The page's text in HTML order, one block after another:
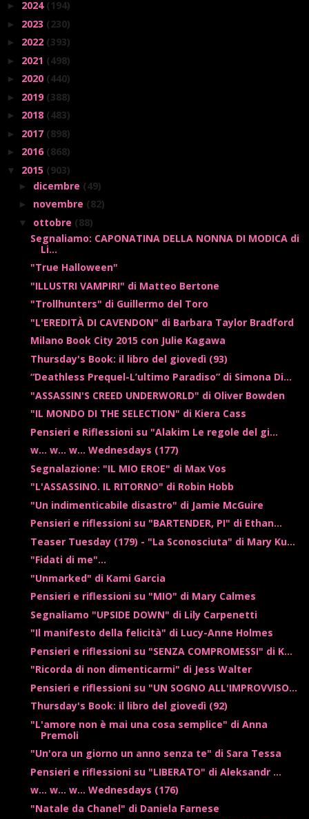
► 2024 (194)
► 2023 (230)
► 2022 (393)
► 2021 (498)
► 2020 (440)
► 2019 (388)
► 2018 (483)
► 2017 (898)
► 2016 (868)
▼ 2015 (903)
► dicembre (49)
► novembre (82)
▼ ottobre (88)
Segnaliamo: CAPONATINA DELLA NONNA DI MODICA di
Li...
"True Halloween"
"ILLUSTRI VAMPIRI" di Matteo Bertone
"Trollhunters" di Guillermo del Toro
"L'EREDITÀ DI CAVENDON" di Barbara Taylor Bradford
Milano Book City 2015 con Julie Kagawa
Thursday's Book: il libro del giovedì (93)
“Deathless Prequel-L’ultimo Paradiso” di Simona Di...
"ASSASSIN'S CREED UNDERWORLD" di Oliver Bowden
"IL MONDO DI THE SELECTION" di Kiera Cass
Pensieri e Riflessioni su "Alakim Le regole del gi...
w... w... w... Wednesdays (177)
Segnalazione: "IL MIO EROE" di Max Vos
"L'ASSASSINO. IL RITORNO" di Robin Hobb
"Un indimenticabile disastro" di Jamie McGuire
Pensieri e riflessioni su "BARTENDER, PI" di Ethan...
Teaser Tuesday (179) - "La Sconosciuta" di Mary Ku...
"Fidati di me"...
"Unmarked" di Kami Garcia
Pensieri e riflessioni su "MIO" di Mary Calmes
Segnaliamo "UPSIDE DOWN" di Lily Carpenetti
"Il manifesto della felicità" di Lucy-Anne Holmes
Pensieri e riflessioni su "SENZA COMPROMESSI" di K...
"Ricorda di non dimenticarmi" di Jess Walter
Pensieri e riflessioni su "UN SOGNO ALL'IMPROVVISO...
Thursday's Book: il libro del giovedì (92)
"L'amore non è mai una cosa semplice" di Anna
Premoli
"Un'ora un giorno un anno senza te" di Sara Tessa
Pensieri e riflessioni su "LIBERATO" di Aleksandr ...
w... w... w... Wednesdays (176)
"Natale da Chanel" di Daniela Farnese